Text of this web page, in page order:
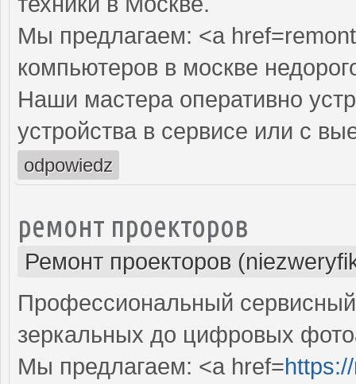
Мы предлагаем: <a
компьютеров в москве
Наши мастера оперативно
устройства в сервисе или с
odpowiedz
ремонт проекторов
Ремонт проекторов
Профессиональный
зеркальных до цифровых
Мы предлагаем: <a href=